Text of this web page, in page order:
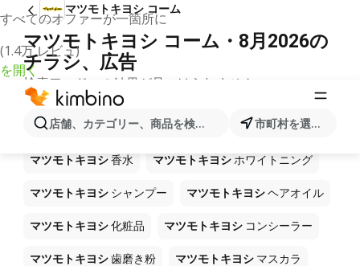
すべてのオファーが一箇所に
(1.4万 レビュ)
を開く
店舗、カテゴリー、商品を検索... 市町村を選択します
マツモトキヨシ コーム
マツモトキヨシ コーム・8月2026の
チラシ、広告
検索ワードへの結果が見つけられません。
ショップ マツモトキヨシ で販売中
の他製品
マツモトキヨシ香水 マツモトキヨシ ホワイトニング
マツモトキヨシ シャンプー マツモトキヨシヘアオイル
マツモトキヨシ化粧品 マツモトキヨシ コンシーラー
マツモトキヨシ歯磨き粉 マツモトキヨシ マスカラ